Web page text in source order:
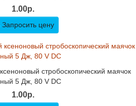
1.00р.
Запросить цену
стробоскопический маячок
5 Дж, 80 V DC
1.00р.